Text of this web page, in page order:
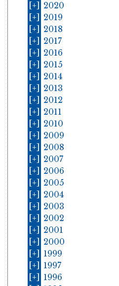
[+]
2020
[+]
2019
[+]
2018
[+]
2017
[+]
2016
[+]
2015
[+]
2014
[+]
2013
[+]
2012
[+]
2011
[+]
2010
[+]
2009
[+]
2008
[+]
2007
[+]
2006
[+]
2005
[+]
2004
[+]
2003
[+]
2002
[+]
2001
[+]
2000
[+]
1999
[+]
1997
[+]
1996